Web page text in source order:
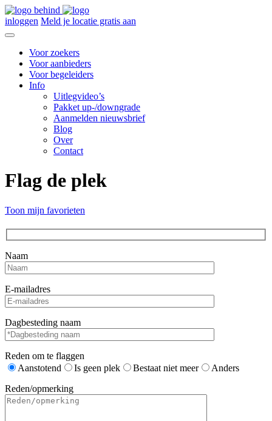
inloggen Meld je locatie gratis aan
Voor zoekers
Voor aanbieders
Voor begeleiders
Info
Uitlegvideo’s
Pakket up-/downgrade
Aanmelden nieuwsbrief
Blog
Over
Contact
Flag de plek
Toon mijn favorieten
Naam
E-mailadres
Dagbesteding naam
Reden om te flaggen
Aanstotend
Is geen plek Bestaat niet meer
Anders
Reden/opmerking